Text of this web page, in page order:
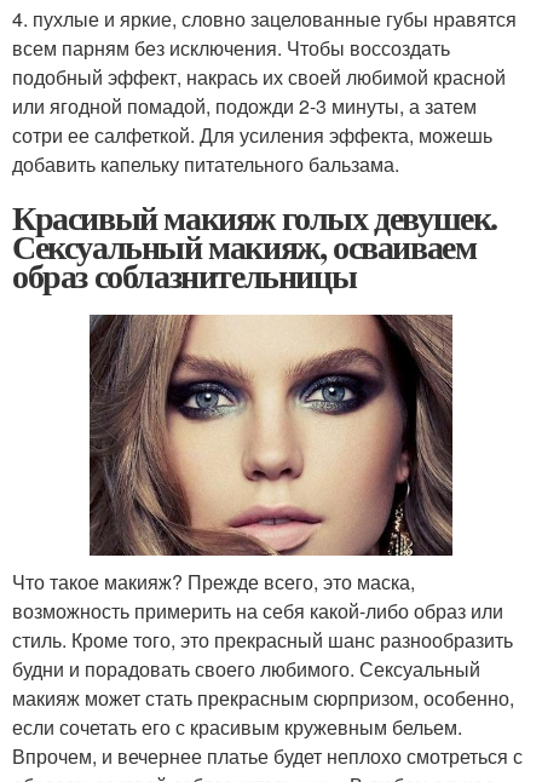
4. пухлые и яркие, словно зацелованные губы нравятся
всем парням без исключения. Чтобы воссоздать
подобный эффект, накрась их своей любимой красной
или ягодной помадой, подожди 2-3 минуты, а затем
сотри ее салфеткой. Для усиления эффекта, можешь
добавить капельку питательного бальзама.
Красивый макияж голых девушек.
Сексуальный макияж, осваиваем
образ соблазнительницы
Что такое макияж? Прежде всего, это маска,
возможность примерить на себя какой-либо образ или
стиль. Кроме того, это прекрасный шанс разнообразить
будни и порадовать своего любимого. Сексуальный
макияж может стать прекрасным сюрпризом, особенно,
если сочетать его с красивым кружевным бельем.
Впрочем, и вечернее платье будет неплохо смотреться с